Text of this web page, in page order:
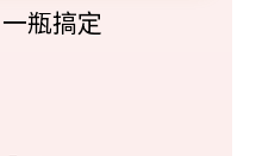
瓶搞定